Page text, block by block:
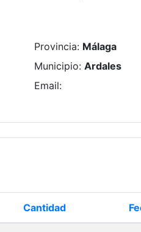
Provincia: Málaga
Municipio: Ardales
Email:
Cantidad